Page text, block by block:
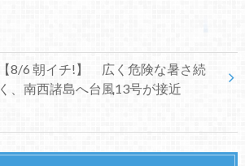
【8/6 朝イチ!】 広く危険な暑さ続
く、南西諸島へ台風13号が接近